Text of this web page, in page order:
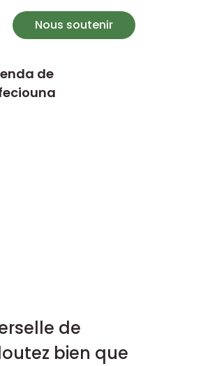
Rechercher
Nous soutenir
de
de
bien que